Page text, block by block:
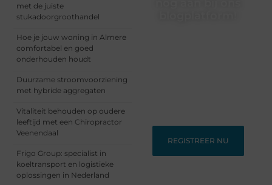
met de juiste
stukadoorgroothandel
Hoe je jouw woning in Almere
comfortabel en goed
onderhouden houdt
Duurzame stroomvoorziening
met hybride aggregaten
Vitaliteit behouden op oudere
leeftijd met een Chiropractor
Veenendaal
Frigo Group: specialist in
koeltransport en logistieke
oplossingen in Nederland
REGISTREER NU